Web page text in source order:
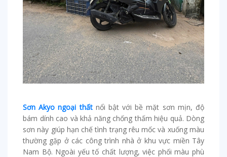
Sơn Akyo ngoại thấtnổi bật với bề mặt sơn mịn, độ
bám dính cao và khả năng chống thấm hiệu quả. Dòng
sơn này giúp hạn chế tình trạng rêu mốc và xuống màu
thường gặp ở các công trình nhà ở khu vực miền Tây
Nam Bộ. Ngoài yếu tố chất lượng, việc phối màu phù